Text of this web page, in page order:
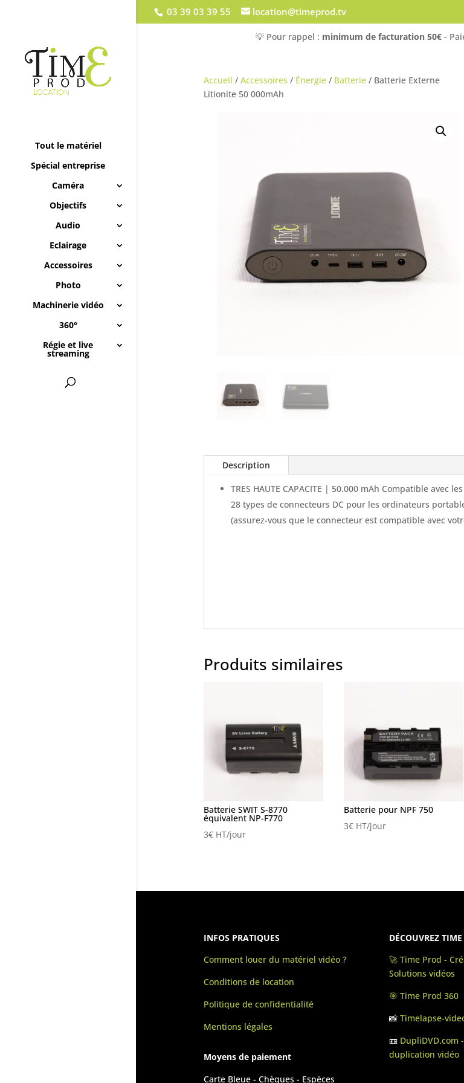
03 39 03 39 55 location@timeprod.tv
Tout le matériel
Spécial entreprise
Caméra
Objectifs
Audio
Eclairage
Accessoires
Photo
Machinerie vidéo
360°
Régie et live
streaming
💡 Pour rappel : minimum de facturation 50€ -
Accueil / Accessoires / Énergie/ Batterie/ Batterie Externe
Litionite 50 000mAh
Description
TRES HAUTE CAPACITE | 50.000 mAh Compatible
28 types de connecteurs DC pour les ordinateurs
(assurez-vous que le connecteur est compatible avec
Produits similaires
Batterie SWIT S-8770
équivalent NP-F770
3€HT/jour
Batterie pour NPF 750
3€ HT/jour
INFOS PRATIQUES
Comment louer du matériel vidéo ?
Conditions de location
Politique de confidentialité
Mentions légales
Moyens de paiement
Carte Bleue - Chèques - Espèces
DÉCOUVREZ
🚀 Time Prod -
Solutions vidéos
🎯 Time Prod 360
📸Timelapse-
📼 DupliDVD.com
duplication vidéo